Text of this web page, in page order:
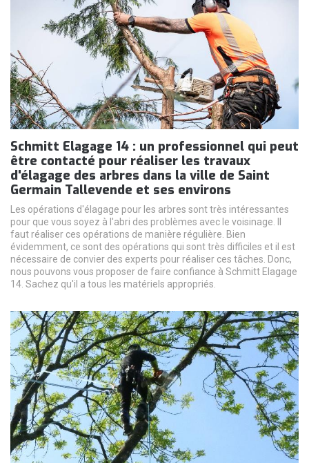
Schmitt Elagage 14 : un professionnel qui peut
être contacté pour réaliser les travaux
d'élagage des arbres dans la ville de Saint
Germain Tallevende et ses environs
Les opérations d'élagage pour les arbres sont très intéressantes
pour que vous soyez à l'abri des problèmes avec le voisinage. Il
faut réaliser ces opérations de manière régulière. Bien
évidemment, ce sont des opérations qui sont très difficiles et il est
nécessaire de convier des experts pour réaliser ces tâches. Donc,
nous pouvons vous proposer de faire confiance à Schmitt Elagage
14. Sachez qu'il a tous les matériels appropriés.